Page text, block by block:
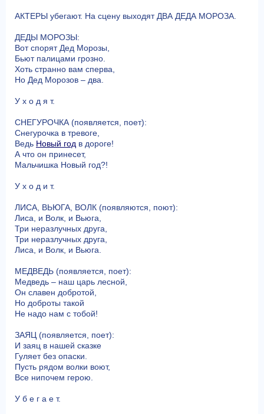
АКТЕРЫ убегают. На сцену выходят ДВА ДЕДА МОРОЗА.
ДЕДЫ МОРОЗЫ:
Вот спорят Дед Морозы,
Бьют палицами грозно.
Хоть странно вам сперва,
Но Дед Морозов – два.
У х о д я т.
СНЕГУРОЧКА (появляется, поет):
Снегурочка в тревоге,
Ведь Новый год в дороге!
А что он принесет,
Мальчишка Новый год?!
У х о д и т.
ЛИСА, ВЬЮГА, ВОЛК (появляются, поют):
Лиса, и Волк, и Вьюга,
Три неразлучных друга,
Три неразлучных друга,
Лиса, и Волк, и Вьюга.
МЕДВЕДЬ (появляется, поет):
Медведь – наш царь лесной,
Он славен добротой,
Но доброты такой
Не надо нам с тобой!
ЗАЯЦ (появляется, поет):
И заяц в нашей сказке
Гуляет без опаски.
Пусть рядом волки воют,
Все нипочем герою.
У б е г а е т.